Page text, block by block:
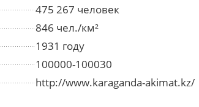
475 267 человек
846 чел./км²
1931 году
100000-100030
http://www.karaganda-akimat.kz/